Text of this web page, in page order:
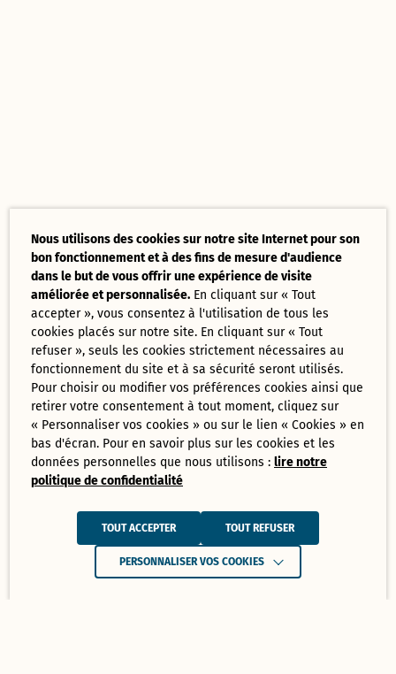
Nous utilisons des cookies sur notre site Internet pour son
bon fonctionnement et à des fins de mesure d'audience
dans le but de vous offrir une expérience de visite
améliorée et personnalisée. En cliquant sur « Tout
accepter », vous consentez à l'utilisation de tous les
cookies placés sur notre site. En cliquant sur « Tout
refuser », seuls les cookies strictement nécessaires au
fonctionnement du site et à sa sécurité seront utilisés.
Pour choisir ou modifier vos préférences cookies ainsi que
retirer votre consentement à tout moment, cliquez sur
« Personnaliser vos cookies » ou sur le lien « Cookies » en
bas d'écran. Pour en savoir plus sur les cookies et les
données personnelles que nous utilisons :lire notre
politique de confidentialité
TOUT ACCEPTER TOUT REFUSER
PERSONNALISER VOS COOKIES